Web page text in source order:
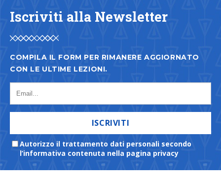
Iscriviti alla Newsletter
COMPILA IL FORM PER RIMANERE AGGIORNATO
CON LE ULTIME LEZIONI.
ISCRIVITI
Autorizzo il trattamento dati personali secondo
l’informativa contenuta nella pagina privacy